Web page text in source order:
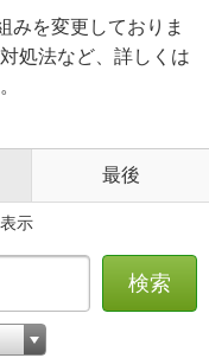
みを変更しておりま
処法など、詳しくは
最後
示
検索